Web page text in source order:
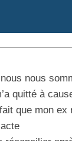
nous
quitté à
que mon ex